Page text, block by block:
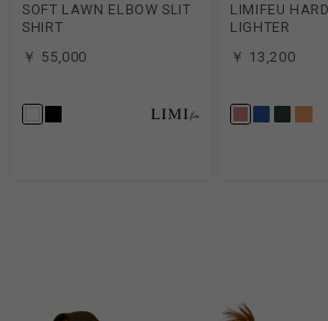
SOFT LAWN ELBOW SLIT
SHIRT
￥ 55,000
LIMIFEU
LIGHTER
￥ 13,200